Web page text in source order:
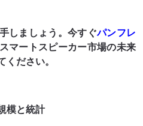
しましょう。今すぐパンフレ
マートスピーカー市場の未来
ください。
模と統計